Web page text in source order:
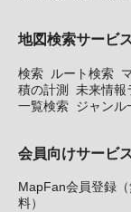
地図検索サービ
検索 ルート検索
積の計測
未来情報
一覧検索 ジャンル
会員向けサービ
MapFan会員登録（
料）